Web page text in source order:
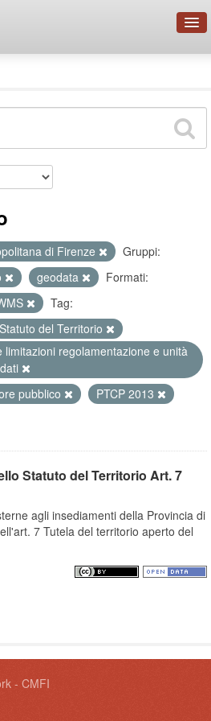
Organizzazioni
di Firenze
Gruppi:
geodata
Formati:
Tag:
Statuto del Territorio
regolamentazione e unità
pubblico
PTCP 2013
Statuto del Territorio Art. 7
agli insediamenti della Provincia di
7 Tutela del territorio aperto del
- CMFI